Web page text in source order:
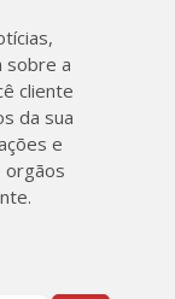
sobre a
cliente
da sua
e
orgãos